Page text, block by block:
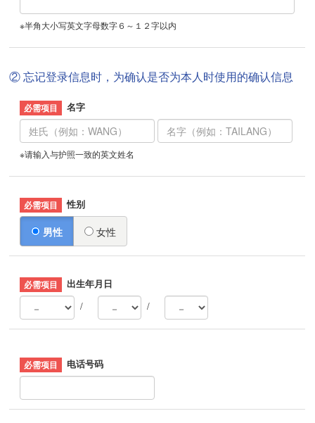
※半角大小写英文字母数字６～１２字以内
② 忘记登录信息时，为确认是否为本人时使用的确认信息
名字
※请输入与护照一致的英文姓名
性别
男性 女性
出生年月日
/
/
电话号码